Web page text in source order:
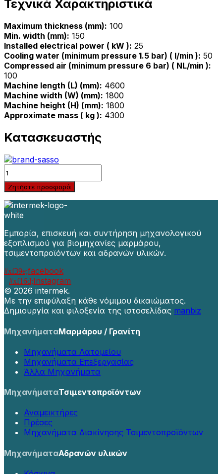
Τεχνικά Χαρακτηριστικά
Maximum thickness (mm): 100
Min. width (mm): 150
Installed electrical power ( kW ): 25
Cooling water (minimum pressure 1.5 bar) ( l/min ): 50
Compressed air (minimum pressure 6 bar) ( NL/min ):
100
Machine length (L) (mm): 4600
Machine width (W) (mm): 1800
Machine height (H) (mm): 1800
Approximate mass ( kg ): 4300
Κατασκευαστής
Quantity
Ζητήστε προσφορά
Εμπορία, επισκευή και συντήρηση μηχανολογικού
εξοπλισμού για βιομηχανίες μαρμάρου,
τσιμεντοπροϊόντων και αδρανών υλικών.
facebook
Instagram
© 2026 intermek.
Με την επιφύλαξη κάθε νόμιμου δικαιώματος.
Δημιουργία και φιλοξενία της ιστοσελίδας manbiz
ΜηχανήματαΜαρμάρου / Γρανίτη
Μηχανήματα Λατομείου
Μηχανήματα Επεξεργασίας
Άλλα Μηχανήματα
ΜηχανήματαΤσιμεντοπροϊόντων
Αναμεικτήρες
Πρέσες
Μηχανήματα Διακίνησης Τσιμεντοπροϊόντων
ΜηχανήματαΑδρανών υλικών